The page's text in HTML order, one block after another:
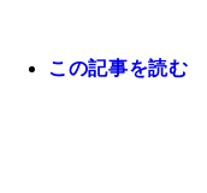
この記事を読む